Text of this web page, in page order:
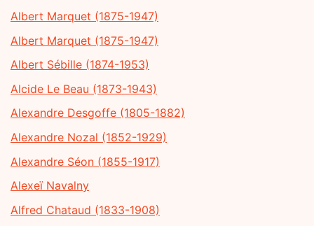
Albert Marquet (1875-1947)
Albert Marquet (1875-1947)
Albert Sébille (1874-1953)
Alcide Le Beau (1873-1943)
Alexandre Desgoffe (1805-1882)
Alexandre Nozal (1852-1929)
Alexandre Séon (1855-1917)
Alexeï Navalny
Alfred Chataud (1833-1908)